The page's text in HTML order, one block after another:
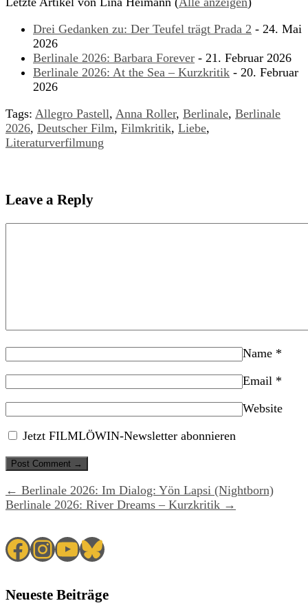
Drei Gedanken zu: Der Teufel trägt Prada 2 - 24. Mai
2026
Berlinale 2026: Barbara Forever - 21. Februar 2026
Berlinale 2026: At the Sea – Kurzkritik - 20. Februar
2026
Tags: Allegro Pastell, Anna Roller, Berlinale, Berlinale
2026, Deutscher Film, Filmkritik, Liebe,
Literaturverfilmung
Leave a Reply
Name *
Email *
Website
Jetzt FILMLÖWIN-Newsletter abonnieren
← Berlinale 2026: Im Dialog: Yön Lapsi (Nightborn)
Berlinale 2026: River Dreams – Kurzkritik →
Facebook
Instagram
YouTube
Bluesky
Neueste Beiträge